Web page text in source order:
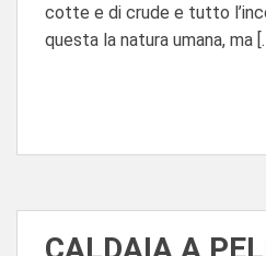
cotte e di crude e tutto
questa la natura umana, ma
CALDAIA A